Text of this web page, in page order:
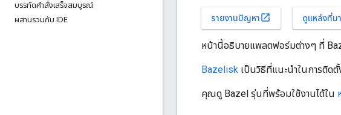
บรรทัดคําสั่งเสร็จสมบูรณ์
ผสานรวมกับ IDE
รายงานปัญหาopen_in_new ดูแหล่งที่มา
หน้านี้อธิบายแพลตฟอร์มต่างๆ ที่
Bazelisk เป็นวิธีที่แนะนำในการติด
คุณดู Bazel รุ่นที่พร้อมใช้งานได้ใน